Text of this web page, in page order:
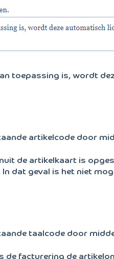
toepassing is, wordt
artikelcode door
de artikelkaart is
dat geval is het niet
taalcode door
de facturering de